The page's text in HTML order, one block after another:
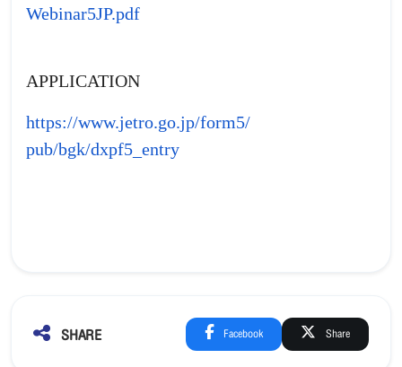
Webinar5JP.pdf
APPLICATION
https://www.jetro.go.jp/form5/
pub/bgk/dxpf5_entry
SHARE Facebook Share